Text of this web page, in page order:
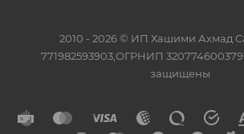
2010 - 2026 © ИП Хашими Ахмад
771982593903,ОГРНИП
защищены